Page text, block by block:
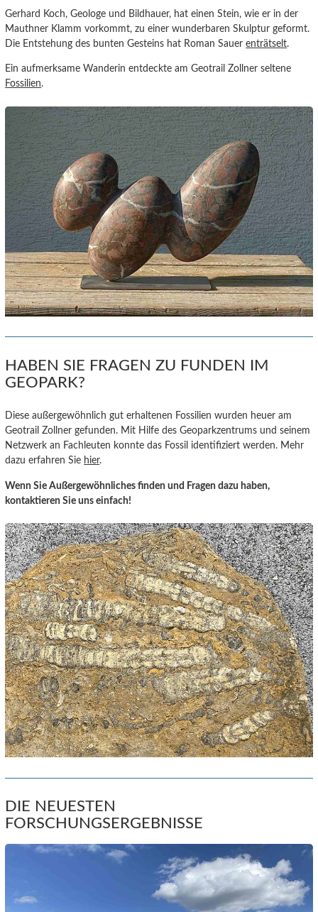
Gerhard Koch, Geologe und Bildhauer, hat einen Stein, wie er in der
Mauthner Klamm vorkommt, zu einer wunderbaren Skulptur geformt.
Die Entstehung des bunten Gesteins hat Roman Sauerenträtselt.
Ein aufmerksame Wanderin entdeckte am Geotrail Zollner seltene
Fossilien.
HABEN SIE FRAGEN ZU FUNDEN IM
GEOPARK?
Diese außergewöhnlich gut erhaltenen Fossilien wurden heuer am
Geotrail Zollner gefunden. Mit Hilfe des Geoparkzentrums und seinem
Netzwerk an Fachleuten konnte das Fossil identifiziert werden. Mehr
dazu erfahren Sie hier.
Wenn Sie Außergewöhnliches finden und Fragen dazu haben,
kontaktieren Sie uns einfach!
DIE NEUESTEN
FORSCHUNGSERGEBNISSE